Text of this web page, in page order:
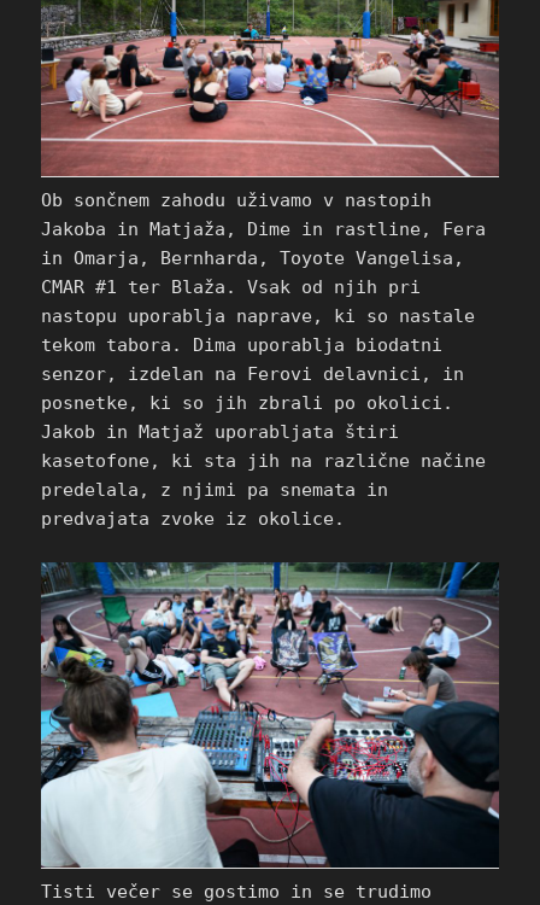
Ob sončnem zahodu uživamo v nastopih
Jakoba in Matjaža, Dime in rastline, Fera
in Omarja, Bernharda, Toyote Vangelisa,
CMAR #1 ter Blaža. Vsak od njih pri
nastopu uporablja naprave, ki so nastale
tekom tabora. Dima uporablja biodatni
senzor, izdelan na Ferovi delavnici, in
posnetke, ki so jih zbrali po okolici.
Jakob in Matjaž uporabljata štiri
kasetofone, ki sta jih na različne načine
predelala, z njimi pa snemata in
predvajata zvoke iz okolice.
Tisti večer se gostimo in se trudimo